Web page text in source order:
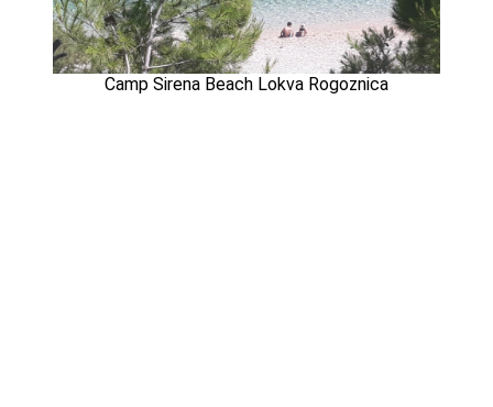
Camp Sirena Beach Lokva Rogoznica